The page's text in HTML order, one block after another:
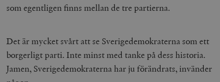
som egentligen finns mellan de tre partierna.
Det är mycket svårt att se Sverigedemokraterna som ett
borgerligt parti. Inte minst med tanke på dess historia.
Jamen, Sverigedemokraterna har ju förändrats, invänder